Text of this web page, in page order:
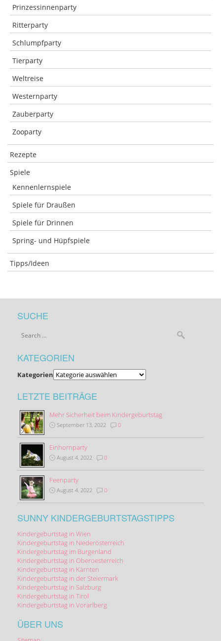
Prinzessinnenparty
Ritterparty
Schlumpfparty
Tierparty
Weltreise
Westernparty
Zauberparty
Zooparty
Rezepte
Spiele
Kennenlernspiele
Spiele für Draußen
Spiele für Drinnen
Spring- und Hüpfspiele
Tipps/Ideen
SUCHE
KATEGORIEN
Kategorien
LETZTE BEITRÄGE
Mehr Sicherheit beim Kindergeburtstag
September 13, 2022 0
Einhornparty
August 4, 2022 0
Feenparty
August 4, 2022 0
SUNNY KINDERGEBURTSTAGSTIPPS
Kindergeburtstag in Wien
Kindergeburtstag in Niederösterreich
Kindergeburtstag im Burgenland
Kindergeburtstag in Oberoesterreich
Kindergeburtstag in Kärnten
Kindergeburtstag in der Steiermark
Kindergeburtstag in Salzburg
Kindergeburtstag in Tirol
Kindergeburtstag in Vorarlberg
ÜBER UNS